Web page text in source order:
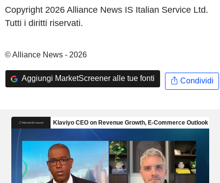
Copyright 2026 Alliance News IS Italian Service Ltd.
Tutti i diritti riservati.
© Alliance News - 2026
Aggiungi MarketScreener alle tue fonti Condividi